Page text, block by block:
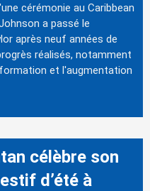
cérémonie au Caribbean
a passé le
après neuf années de
réalisés, notamment
et l'augmentation
célèbre son
d’été à